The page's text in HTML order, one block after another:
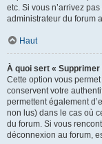
etc. Si vous n’arrivez
administrateur du forum
Haut
À quoi sert «
Cette option vous
conservent votre
permettent également
non lus) dans le cas où
du forum. Si vous
déconnexion au forum,